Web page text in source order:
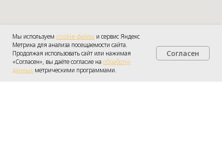
Мы используем cookie-файлы и сервис Яндекс
Метрика для анализа посещаемости сайта.
Продолжая использовать сайт или нажимая
«Согласен», вы даёте согласие на обработку
данных метрическими программами.
Согласен
Получить консультацию